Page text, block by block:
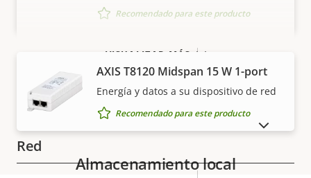
propiedad
Valor de
propiedad
Compatibilidad de audio
Micrófono integrado –
Red
VISUALIZAR MÁS
Recomendado para este producto
AXIS T8120 Midspan 15 W 1-port
Energía y datos a su dispositivo de red
Recomendado para este producto
Almacenamiento local